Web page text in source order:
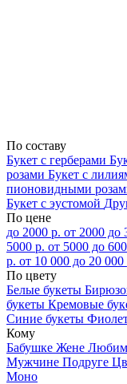
По составу
Букет с герберами
розами Букет с
пионовидными
Букет с эустомой
По цене
до 2000 р. от 2000 до
5000 р. от 5000 до
р. от 10 000 до 20 000
По цвету
Белые букеты
букеты Кремовые
Синие букеты
Кому
Бабушке Жене
Мужчине Подруге
Моно